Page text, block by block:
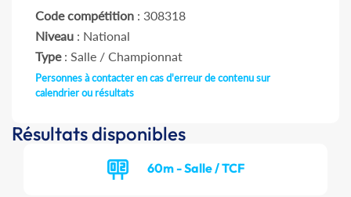
Code compétition : 308318
Niveau : National
Type: Salle / Championnat
Personnes à contacter en cas d'erreur de contenu sur
calendrier ou résultats
Résultats disponibles
60m - Salle / TCF